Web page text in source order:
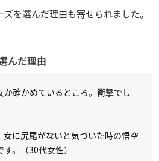
を選んだ理由も寄せられました。
んだ理由
か確かめているところ。衝撃でし
女に尻尾がないと気づいた時の悟空
。（30代女性）